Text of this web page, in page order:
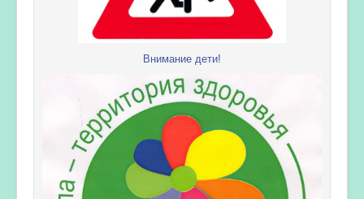
Внимание дети!